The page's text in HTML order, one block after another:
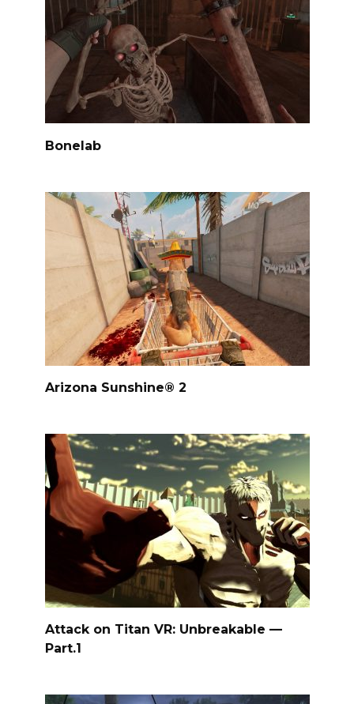
Bonelab
Arizona Sunshine® 2
Attack on Titan VR: Unbreakable —
Part.1